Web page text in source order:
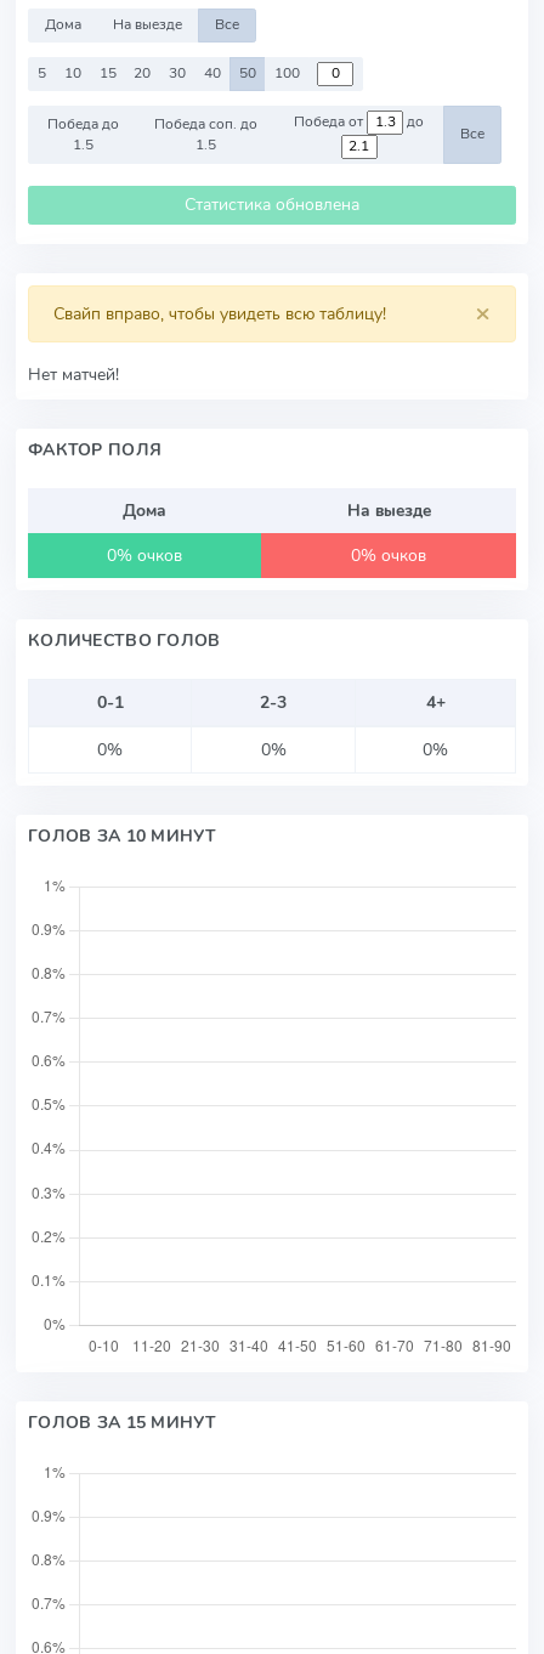
Дома На выезде Все
5 10 15 20 30 40 50 100
Победа до
1.5
Победа соп. до
1.5
Победа от до
Все
Статистика обновлена
×
Свайп вправо, чтобы увидеть всю таблицу!
Нет матчей!
ФАКТОР ПОЛЯ
Дома
На выезде
0% очков
0% очков
КОЛИЧЕСТВО ГОЛОВ
0-1 2-3
4+
0%
0% 0%
ГОЛОВ ЗА 10 МИНУТ
ГОЛОВ ЗА 15 МИНУТ